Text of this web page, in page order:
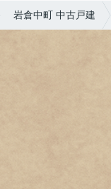
岩倉中町 中古戸建